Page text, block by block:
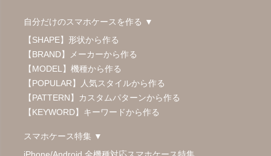
自分だけのスマホケースを作る ▼
【SHAPE】形状から作る
【BRAND】メーカーから作る
【MODEL】機種から作る
【POPULAR】人気スタイルから作る
【PATTERN】カスタムパターンから作る
【KEYWORD】キーワードから作る
スマホケース特集 ▼